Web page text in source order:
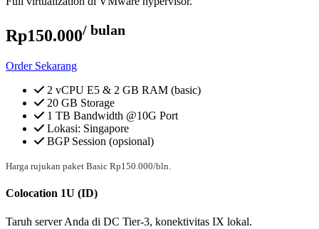
Rp150.000/ bulan
Order Sekarang
2 vCPU E5 & 2 GB RAM (basic)
20 GB Storage
1 TB Bandwidth @10G Port
Lokasi: Singapore
BGP Session (opsional)
Harga rujukan paket Basic Rp150.000/bln.
Colocation 1U (ID)
Taruh server Anda di DC Tier-3, konektivitas IX lokal.